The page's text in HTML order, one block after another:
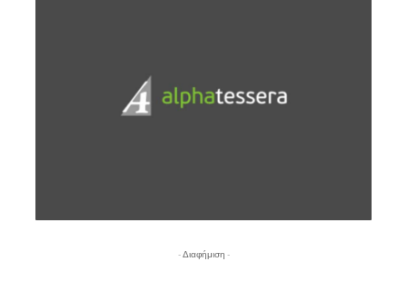
- Διαφήμιση -